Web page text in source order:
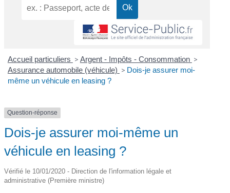
Accueil particuliers > Argent - Impôts - Consommation >
Assurance automobile (véhicule) > Dois-je assurer moi-
même un véhicule en leasing ?
Question-réponse
Dois-je assurer moi-même un
véhicule en leasing ?
Vérifié le 10/01/2020 - Direction de l'information légale et
administrative (Première ministre)